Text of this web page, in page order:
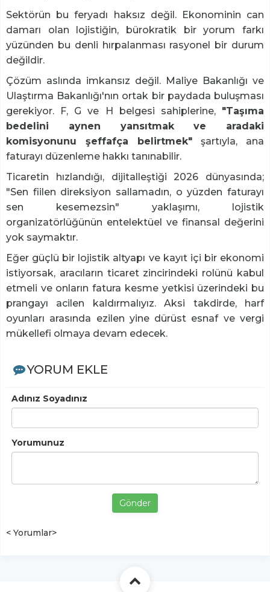
Sektörün bu feryadı haksız değil. Ekonominin can
damarı olan lojistiğin, bürokratik bir yorum farkı
yüzünden bu denli hırpalanması rasyonel bir durum
değildir.
Çözüm aslında imkansız değil. Maliye Bakanlığı ve
Ulaştırma Bakanlığı'nın ortak bir paydada buluşması
gerekiyor. F, G ve H belgesi sahiplerine, "Taşıma
bedelini aynen yansıtmak ve aradaki
komisyonunu şeffafça belirtmek" şartıyla, ana
faturayı düzenleme hakkı tanınabilir.
Ticaretin hızlandığı, dijitalleştiği 2026 dünyasında;
"Sen fiilen direksiyon sallamadın, o yüzden faturayı
sen kesemezsin" yaklaşımı, lojistik
organizatörlüğünün entelektüel ve finansal değerini
yok saymaktır.
Eğer güçlü bir lojistik altyapı ve kayıt içi bir ekonomi
istiyorsak, aracıların ticaret zincirindeki rolünü kabul
etmeli ve onların fatura kesme yetkisi üzerindeki bu
prangayı acilen kaldırmalıyız. Aksi takdirde, harf
oyunları arasında ezilen yine dürüst esnaf ve vergi
mükellefi olmaya devam edecek.
YORUM EKLE
Adınız Soyadınız
Yorumunuz
Gönder
< Yorumlar>